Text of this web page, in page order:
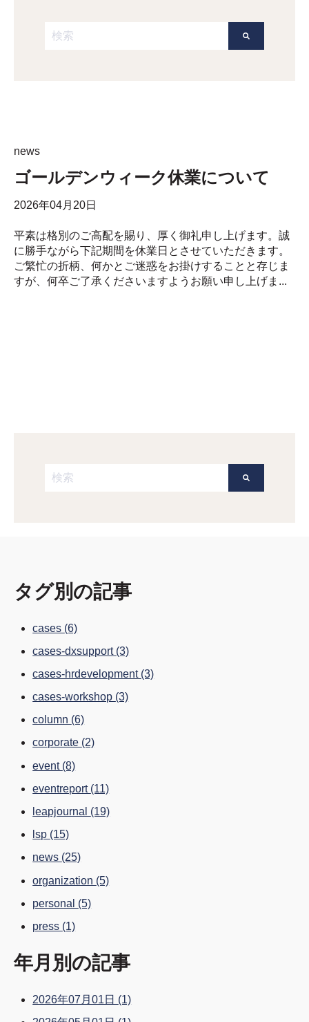
これは、自動候補機能付きの検索フィールドです。
news
ゴールデンウィーク休業について
2026年04月20日
平素は格別のご高配を賜り、厚く御礼申し上げます。誠
に勝手ながら下記期間を休業日とさせていただきます。
ご繁忙の折柄、何かとご迷惑をお掛けすることと存じま
すが、何卒ご了承くださいますようお願い申し上げま...
これは、自動候補機能付きの検索フィールドです。
タグ別の記事
cases (6)
cases-dxsupport (3)
cases-hrdevelopment (3)
cases-workshop (3)
column (6)
corporate (2)
event (8)
eventreport (11)
leapjournal (19)
lsp (15)
news (25)
organization (5)
personal (5)
press (1)
年月別の記事
2026年07月01日 (1)